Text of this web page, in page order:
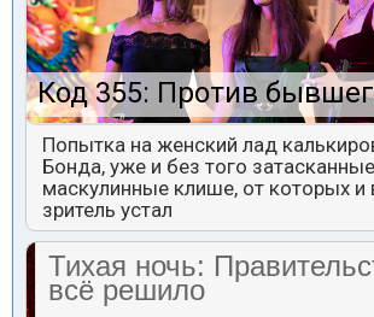
Код 355: Против
Попытка на женский лад
Бонда, уже и без того
маскулинные клише, от которых и
зритель устал
Тихая ночь:
всё решило